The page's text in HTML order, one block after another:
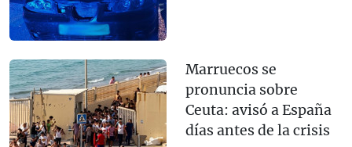
Marruecos se
pronuncia sobre
Ceuta: avisó a España
días antes de la crisis